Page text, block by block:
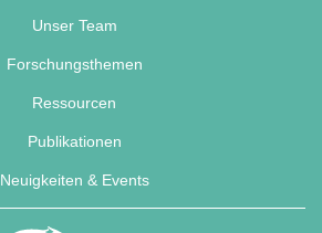
Unser Team
Forschungsthemen
Ressourcen
Publikationen
Neuigkeiten & Events